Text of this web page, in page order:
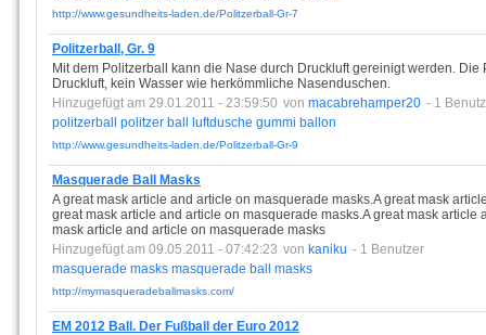
http://www.gesundheits-laden.de/Politzerball-Gr-7
Politzerball, Gr. 9
Mit dem Politzerball kann die Nase durch Druckluft gereinigt werden.
Druckluft, kein Wasser wie herkömmliche Nasenduschen.
Hinzugefügt am 29.01.2011 - 23:59:50 von macabrehamper20 - 1
politzerball
politzer ball luftdusche gummi ballon
http://www.gesundheits-laden.de/Politzerball-Gr-9
Masquerade Ball Masks
A great mask article and article on masquerade masks.A great mask
great mask article and article on masquerade masks.A great mask article
mask article and article on masquerade masks
Hinzugefügt am 09.05.2011 - 07:42:23 von kaniku - 1 Benutzer
masquerade masks masquerade ball masks
http://mymasqueradeballmasks.com/
EM 2012 Ball. Der Fußball der Euro 2012